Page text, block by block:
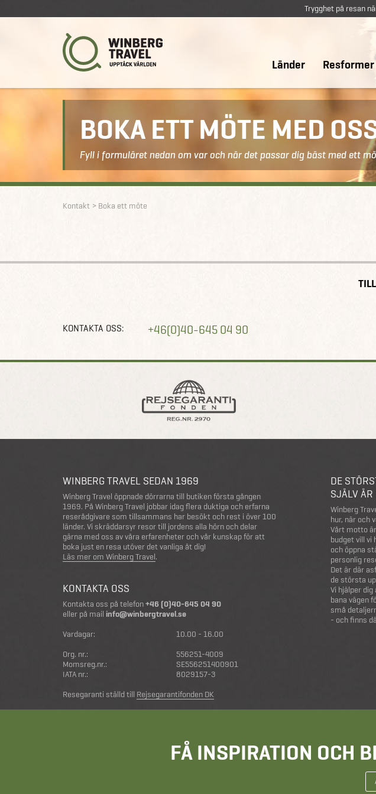
Trygghet på resan
Länder Resformer
BOKA ETT MÖTE MED
Fyll i formuläret nedan om var och när det passar dig bäst med ett
Kontakt Boka ett möte
KONTAKTA OSS: +46(0)40-645 04 90
WINBERG TRAVEL SEDAN 1969
Winberg Travel öppnade dörrarna till butiken första gången
1969. På Winberg Travel jobbar idag flera duktiga och erfarna
reserådgivare som tillsammans har besökt och rest i över 100
länder. Vi skräddarsyr resor till jordens alla hörn och delar
gärna med oss av våra erfarenheter och vår kunskap för att
boka just en resa utöver det vanliga åt dig!
Läs mer om Winberg Travel.
KONTAKTA OSS
Kontakta oss på telefon+46 (0)40-645 04 90
eller på mail info@winbergtravel.se
Vardagar:
10.00 - 16.00
Org. nr.:
556251-4009
Momsreg.nr.:
SE556251400901
IATA nr.:
8029157-3
Resegaranti ställd till Rejsegarantifonden DK
DE
SJÄLV ÄR
Winberg
hur, när och
Vårt motto
budget vill vi
och öppna
personlig
Det är där
de största
Vi hjälper
bana vägen
små
- och finns
FÅ INSPIRATION OCH